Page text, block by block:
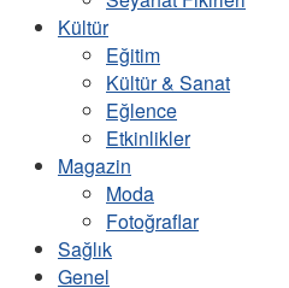
Kültür
Eğitim
Kültür & Sanat
Eğlence
Etkinlikler
Magazin
Moda
Fotoğraflar
Sağlık
Genel